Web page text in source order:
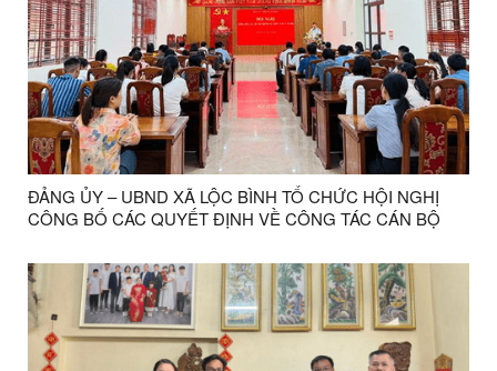
ĐẢNG ỦY – UBND XÃ LỘC BÌNH TỔ CHỨC HỘI NGHỊ
CÔNG BỐ CÁC QUYẾT ĐỊNH VỀ CÔNG TÁC CÁN BỘ